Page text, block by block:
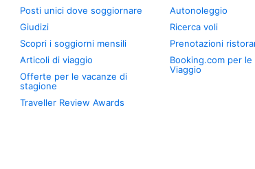
Posti unici dove soggiornare
Giudizi
Scopri i soggiorni mensili
Articoli di viaggio
Offerte per le vacanze di
stagione
Traveller Review Awards
Autonoleggio
Ricerca voli
Prenotazioni
Booking.com per
Viaggio